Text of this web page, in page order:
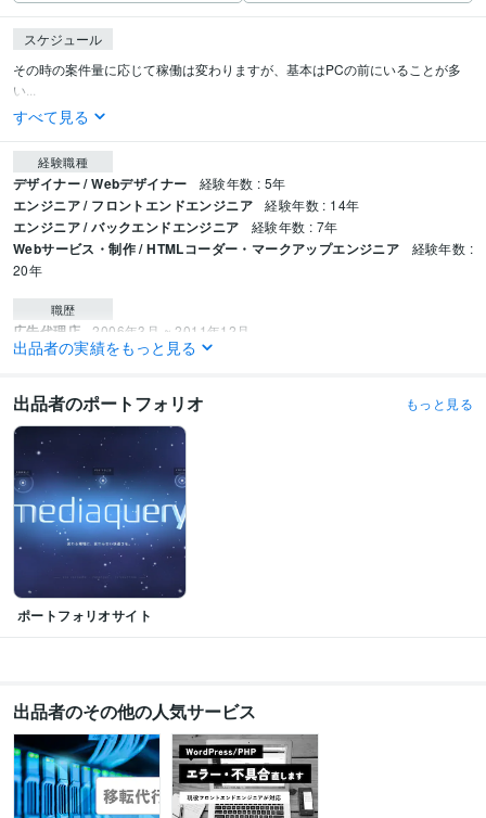
スケジュール
その時の案件量に応じて稼働は変わりますが、基本はPCの前にいることが多
い...
すべて見る
経験職種
デザイナー / Webデザイナー 経験年数 : 5年
エンジニア / フロントエンドエンジニア 経験年数 : 14年
エンジニア / バックエンドエンジニア 経験年数 : 7年
Webサービス・制作 / HTMLコーダー・マークアップエンジニア
経験年数 :
20年
職歴
広告代理店 2006年3月 ~ 2011年12月
事業会社 2012年1月 ~ 2017年12月
事業会社 2021年8月 ~ 2024年6月
事業会社 2024年7月 ~ 現在
プログラミング言語・フレームワーク
CSS:20年Google Apps Script:5年
SQL:5年TypeScript:1年jQuery:10年
Vue.js:3年 Amazon Web Services:3年
Google Cloud Platform:3年Linux:10年
PostgreSQL:5年
SQLite:1年
ビジネス・クリエイティブツール
Movabletype:5年STUDIO:3年
Adobe Premiere Pro:5年Adobe Illustrator:15年
Google ドキュメント:10年Perplexity AI:2年
出品者の実績をもっと見る
出品者のポートフォリオ もっと見る
ポートフォリオサイト
出品者のその他の人気サービス